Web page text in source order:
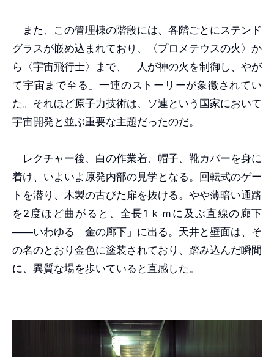
また、この管理棟の階段には、各階ごとにステンド
グラスが嵌め込まれており、〈プロメテウスの火〉か
ら〈宇宙飛行士〉まで、「人が神の火を制御し、やが
て宇宙まで至る」一連のストーリーが象徴されてい
た。それほど原子力技術は、ソ連という国家において
宇宙開発と並ぶ重要な主題だったのだ。
レクチャー後、白の作業着、帽子、靴カバーを身に
着け、いよいよ原発内部の見学となる。回転式のゲー
トを潜り、木製の古びた扉を抜ける。やや薄暗い通路
を2度ほど曲がると、全長1ｋｍに及ぶ直線の廊下
――いわゆる「金の廊下」に出る。天井と壁面は、そ
の名のとおり金色に塗装されており、踏み込んだ瞬間
に、異質な場を歩いていると直感した。